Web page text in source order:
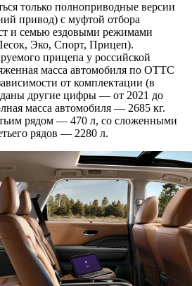
только полноприводные версии
привод) с муфтой отбора
и семью ездовыми режимами
Эко, Спорт, Прицеп).
прицепа у российской
масса автомобиля по ОТТС
от комплектации (в
даны другие цифры — от 2021 до
масса автомобиля — 2685 кг.
рядом — 470 л, со сложенными
рядов — 2280 л.